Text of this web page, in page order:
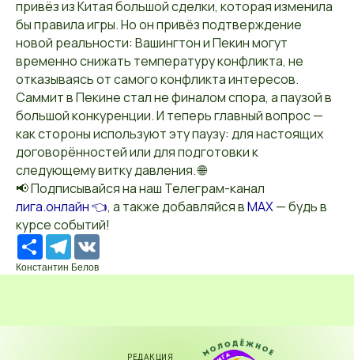
привёз из Китая большой сделки, которая изменила
бы правила игры. Но он привёз подтверждение
новой реальности: Вашингтон и Пекин могут
временно снижать температуру конфликта, не
отказываясь от самого конфликта интересов.
Саммит в Пекине стал не финалом спора, а паузой в
большой конкуренции. И теперь главный вопрос —
как стороны используют эту паузу: для настоящих
договорённостей или для подготовки к
следующему витку давления. 🌐
📢 Подписывайся на наш Телеграм-канал
лига.онлайн 👈, а также добавляйся вMAX— будь в
курсе событий!
РесурсTelegram
Константин Белов
РЕДАКЦИЯ